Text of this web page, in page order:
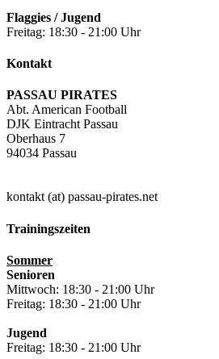
Flaggies / Jugend
Freitag: 18:30 - 21:00 Uhr
Kontakt
PASSAU PIRATES
Abt. American Football
DJK Eintracht Passau
Oberhaus 7
94034 Passau
kontakt (at) passau-pirates.net
Trainingszeiten
Sommer
Senioren
Mittwoch: 18:30 - 21:00 Uhr
Freitag: 18:30 - 21:00 Uhr
Jugend
Freitag: 18:30 - 21:00 Uhr